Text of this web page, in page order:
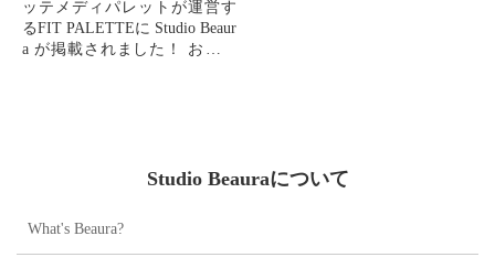
ッテメディパレットが運営す
るFIT PALETTEに Studio Beaur
a が掲載されました！ お口の
Studio Beauraについて
What's Beaura?